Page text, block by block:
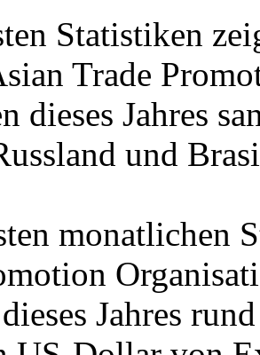
Statistiken
Trade
dieses Jahres
und
monatlichen
Jahres